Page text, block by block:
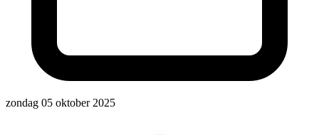
zondag 05 oktober 2025